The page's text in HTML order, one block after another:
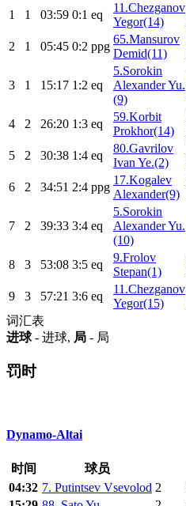
1 1 03:59 0:1 eq
11.Chezganov
Yegor(14)
2
1 05:45 0:2 ppg
65.Mansurov
Demid(11)
3 1 15:17 1:2 eq
5.Sorokin
Alexander Yu.
(9)
4 2 26:20 1:3 eq
59.Korbit
Prokhor(14)
5
2 30:38 1:4 eq
80.Gavrilov
Ivan Ye.(2)
6
2 34:51 2:4 ppg
17.Kogalev
Alexander(9)
7 2 39:33 3:4 eq
5.Sorokin
Alexander Yu.
(10)
8 3 53:08 3:5 eq
9.Frolov
Stepan(1)
9
3 57:21 3:6 eq
11.Chezganov
Yegor(15)
词汇表
进球- 进球, 局 - 局
罚时
Dynamo-Altai
时间 球员
04:32 7. Putintsev Vsevolod 2